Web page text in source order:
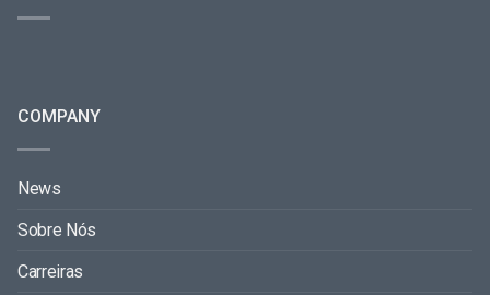
COMPANY
News
Sobre Nós
Carreiras